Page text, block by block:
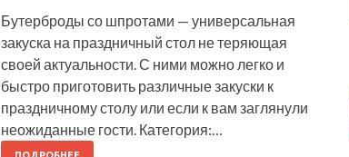
Бутерброды со шпротами — универсальная
закуска на праздничный стол не теряющая
своей актуальности. С ними можно легко и
быстро приготовить различные закуски к
праздничному столу или если к вам заглянули
неожиданные гости. Категория:…